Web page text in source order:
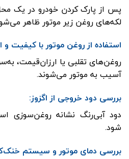
پس از پارک کردن خودرو در یک
لکه‌های روغن زیر موتور ظاهر
استفاده از روغن موتور با کیفیت و
روغن‌های تقلبی یا ارزان‌قیمت،
آسیب به موتور می‌شوند.
بررسی دود خروجی از اگزوز:
دود آبی‌رنگ نشانه روغن‌سوزی
شود.
بررسی دمای موتور و سیستم